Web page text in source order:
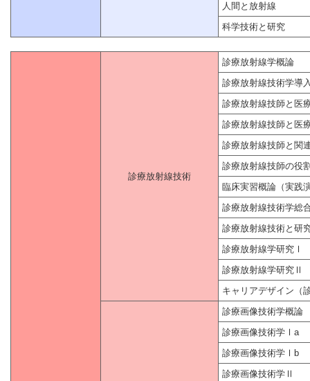
人間と放射線
科学技術と研究
診療放射線技術
診療放射線学概論
診療放射線技術学導
診療放射線技師と医
診療放射線技師と医
診療放射線技師と関
診療放射線技師の役
臨床実習概論（実践
診療放射線技術学総
診療放射線技術と研
診療放射線学研究Ⅰ
診療放射線学研究Ⅱ
キャリアデザイン（
診療画像技術学概論
診療画像技術学Ⅰa
診療画像技術学Ⅰb
診療画像技術学Ⅱ